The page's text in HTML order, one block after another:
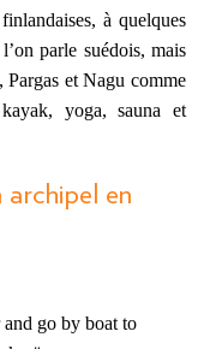
à quelques
parle suédois, mais
et Nagu comme
yoga, sauna et
archipel en
go by boat to